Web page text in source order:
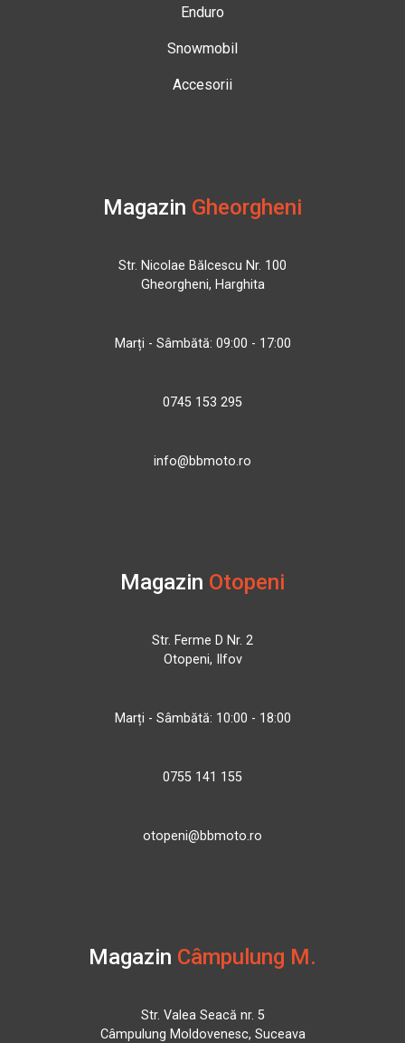
Enduro
Snowmobil
Accesorii
Magazin Gheorgheni
Str. Nicolae Bălcescu Nr. 100
Gheorgheni, Harghita
Marți - Sâmbătă: 09:00 - 17:00
0745 153 295
info@bbmoto.ro
Magazin Otopeni
Str. Ferme D Nr. 2
Otopeni, Ilfov
Marți - Sâmbătă: 10:00 - 18:00
0755 141 155
otopeni@bbmoto.ro
Magazin Câmpulung M.
Str. Valea Seacă nr. 5
Câmpulung Moldovenesc, Suceava